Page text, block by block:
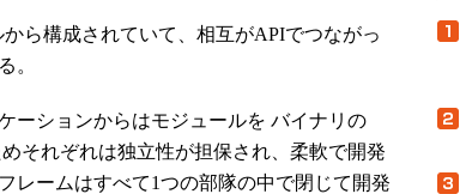
ら構成されていて、相互がAPIでつながっ
。
ーションからはモジュールを バイナリの
それぞれは独立性が担保され、柔軟で開発
レームはすべて1つの部隊の中で閉じて開発